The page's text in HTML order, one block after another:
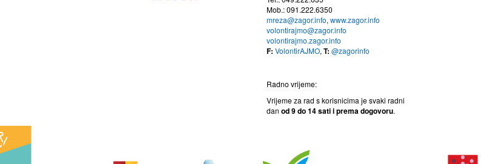
Mob.: 091.222.6350
mreza@zagor.info,www.zagor.info
volontirajmo@zagor.info
volontirajmo.zagor.info
F: VolontirAJMO,T: @zagorinfo
Radno vrijeme:
Vrijeme za rad s korisnicima je svaki radni
dan od 9 do 14sati i prema dogovoru.